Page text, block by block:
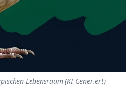
Lebensraum (KI Generiert)